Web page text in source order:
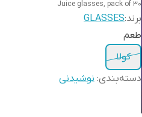
Juice glasses, pack of 30
برند:GLASSES
طعم
کولا
دسته‌بندی: نوشیدنی